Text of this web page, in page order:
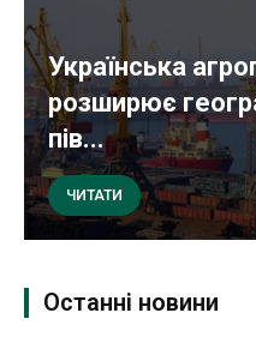
Українська
розширює
пів...
ЧИТАТИ
Останні новини